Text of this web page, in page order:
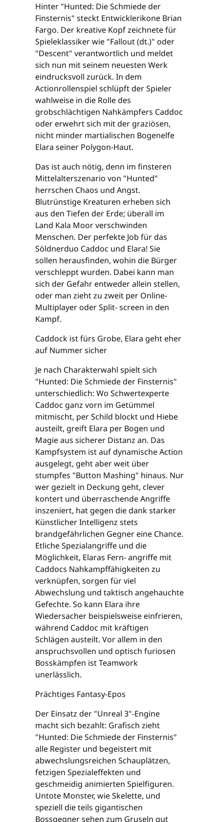
Hinter "Hunted: Die Schmiede der
Finsternis" steckt Entwicklerikone Brian
Fargo. Der kreative Kopf zeichnete für
Spieleklassiker wie "Fallout (dt.)" oder
"Descent" verantwortlich und meldet
sich nun mit seinem neuesten Werk
eindrucksvoll zurück. In dem
Actionrollenspiel schlüpft der Spieler
wahlweise in die Rolle des
grobschlächtigen Nahkämpfers Caddoc
oder erwehrt sich mit der graziösen,
nicht minder martialischen Bogenelfe
Elara seiner Polygon-Haut.
Das ist auch nötig, denn im finsteren
Mittelalterszenario von "Hunted"
herrschen Chaos und Angst.
Blutrünstige Kreaturen erheben sich
aus den Tiefen der Erde; überall im
Land Kala Moor verschwinden
Menschen. Der perfekte Job für das
Söldnerduo Caddoc und Elara! Sie
sollen herausfinden, wohin die Bürger
verschleppt wurden. Dabei kann man
sich der Gefahr entweder allein stellen,
oder man zieht zu zweit per Online-
Multiplayer oder Split- screen in den
Kampf.
Caddock ist fürs Grobe, Elara geht eher
auf Nummer sicher
Je nach Charakterwahl spielt sich
"Hunted: Die Schmiede der Finsternis"
unterschiedlich: Wo Schwertexperte
Caddoc ganz vorn im Getümmel
mitmischt, per Schild blockt und Hiebe
austeilt, greift Elara per Bogen und
Magie aus sicherer Distanz an. Das
Kampfsystem ist auf dynamische Action
ausgelegt, geht aber weit über
stumpfes "Button Mashing" hinaus. Nur
wer gezielt in Deckung geht, clever
kontert und überraschende Angriffe
inszeniert, hat gegen die dank starker
Künstlicher Intelligenz stets
brandgefährlichen Gegner eine Chance.
Etliche Spezialangriffe und die
Möglichkeit, Elaras Fern- angriffe mit
Caddocs Nahkampffähigkeiten zu
verknüpfen, sorgen für viel
Abwechslung und taktisch angehauchte
Gefechte. So kann Elara ihre
Wiedersacher beispielsweise einfrieren,
während Caddoc mit kräftigen
Schlägen austeilt. Vor allem in den
anspruchsvollen und optisch furiosen
Bosskämpfen ist Teamwork
unerlässlich.
Prächtiges Fantasy-Epos
Der Einsatz der "Unreal 3"-Engine
macht sich bezahlt: Grafisch zieht
"Hunted: Die Schmiede der Finsternis"
alle Register und begeistert mit
abwechslungsreichen Schauplätzen,
fetzigen Spezialeffekten und
geschmeidig animierten Spielfiguren.
Untote Monster, wie Skelette, und
speziell die teils gigantischen
Bossgegner sehen zum Gruseln gut